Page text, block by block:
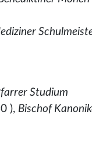
Studium
), Bischof